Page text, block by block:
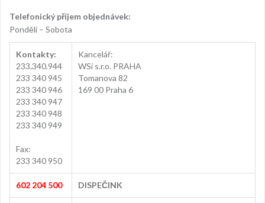
Telefonický příjem objednávek:
Pondělí – Sobota
Kontakty:
233.340.944
233 340 945
233 340 946
233 340 947
233 340 948
233 340 949
Fax:
233 340 950
Kancelář:
WSi s.r.o. PRAHA
Tomanova 82
169 00 Praha 6
602 204 500 DISPEČINK